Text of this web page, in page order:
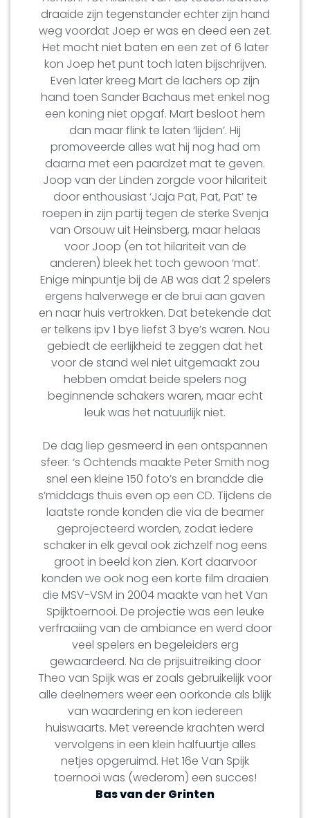
draaide zijn tegenstander echter zijn hand
weg voordat Joep er was en deed een zet.
Het mocht niet baten en een zet of 6 later
kon Joep het punt toch laten bijschrijven.
Even later kreeg Mart de lachers op zijn
hand toen Sander Bachaus met enkel nog
een koning niet opgaf. Mart besloot hem
dan maar flink te laten ‘lijden’. Hij
promoveerde alles wat hij nog had om
daarna met een paardzet mat te geven.
Joop van der Linden zorgde voor hilariteit
door enthousiast ‘Jaja Pat, Pat, Pat’ te
roepen in zijn partij tegen de sterke Svenja
van Orsouw uit Heinsberg, maar helaas
voor Joop (en tot hilariteit van de
anderen) bleek het toch gewoon ‘mat’.
Enige minpuntje bij de AB was dat 2 spelers
ergens halverwege er de brui aan gaven
en naar huis vertrokken. Dat betekende dat
er telkens ipv 1 bye liefst 3 bye’s waren. Nou
gebiedt de eerlijkheid te zeggen dat het
voor de stand wel niet uitgemaakt zou
hebben omdat beide spelers nog
beginnende schakers waren, maar echt
leuk was het natuurlijk niet.
De dag liep gesmeerd in een ontspannen
sfeer. ‘s Ochtends maakte Peter Smith nog
snel een kleine 150 foto’s en brandde die
s’middags thuis even op een CD. Tijdens de
laatste ronde konden die via de beamer
geprojecteerd worden, zodat iedere
schaker in elk geval ook zichzelf nog eens
groot in beeld kon zien. Kort daarvoor
konden we ook nog een korte film draaien
die MSV-VSM in 2004 maakte van het Van
Spijktoernooi. De projectie was een leuke
verfraaiing van de ambiance en werd door
veel spelers en begeleiders erg
gewaardeerd. Na de prijsuitreiking door
Theo van Spijk was er zoals gebruikelijk voor
alle deelnemers weer een oorkonde als blijk
van waardering en kon iedereen
huiswaarts. Met vereende krachten werd
vervolgens in een klein halfuurtje alles
netjes opgeruimd. Het 16e Van Spijk
toernooi was (wederom) een succes!
Bas van der Grinten